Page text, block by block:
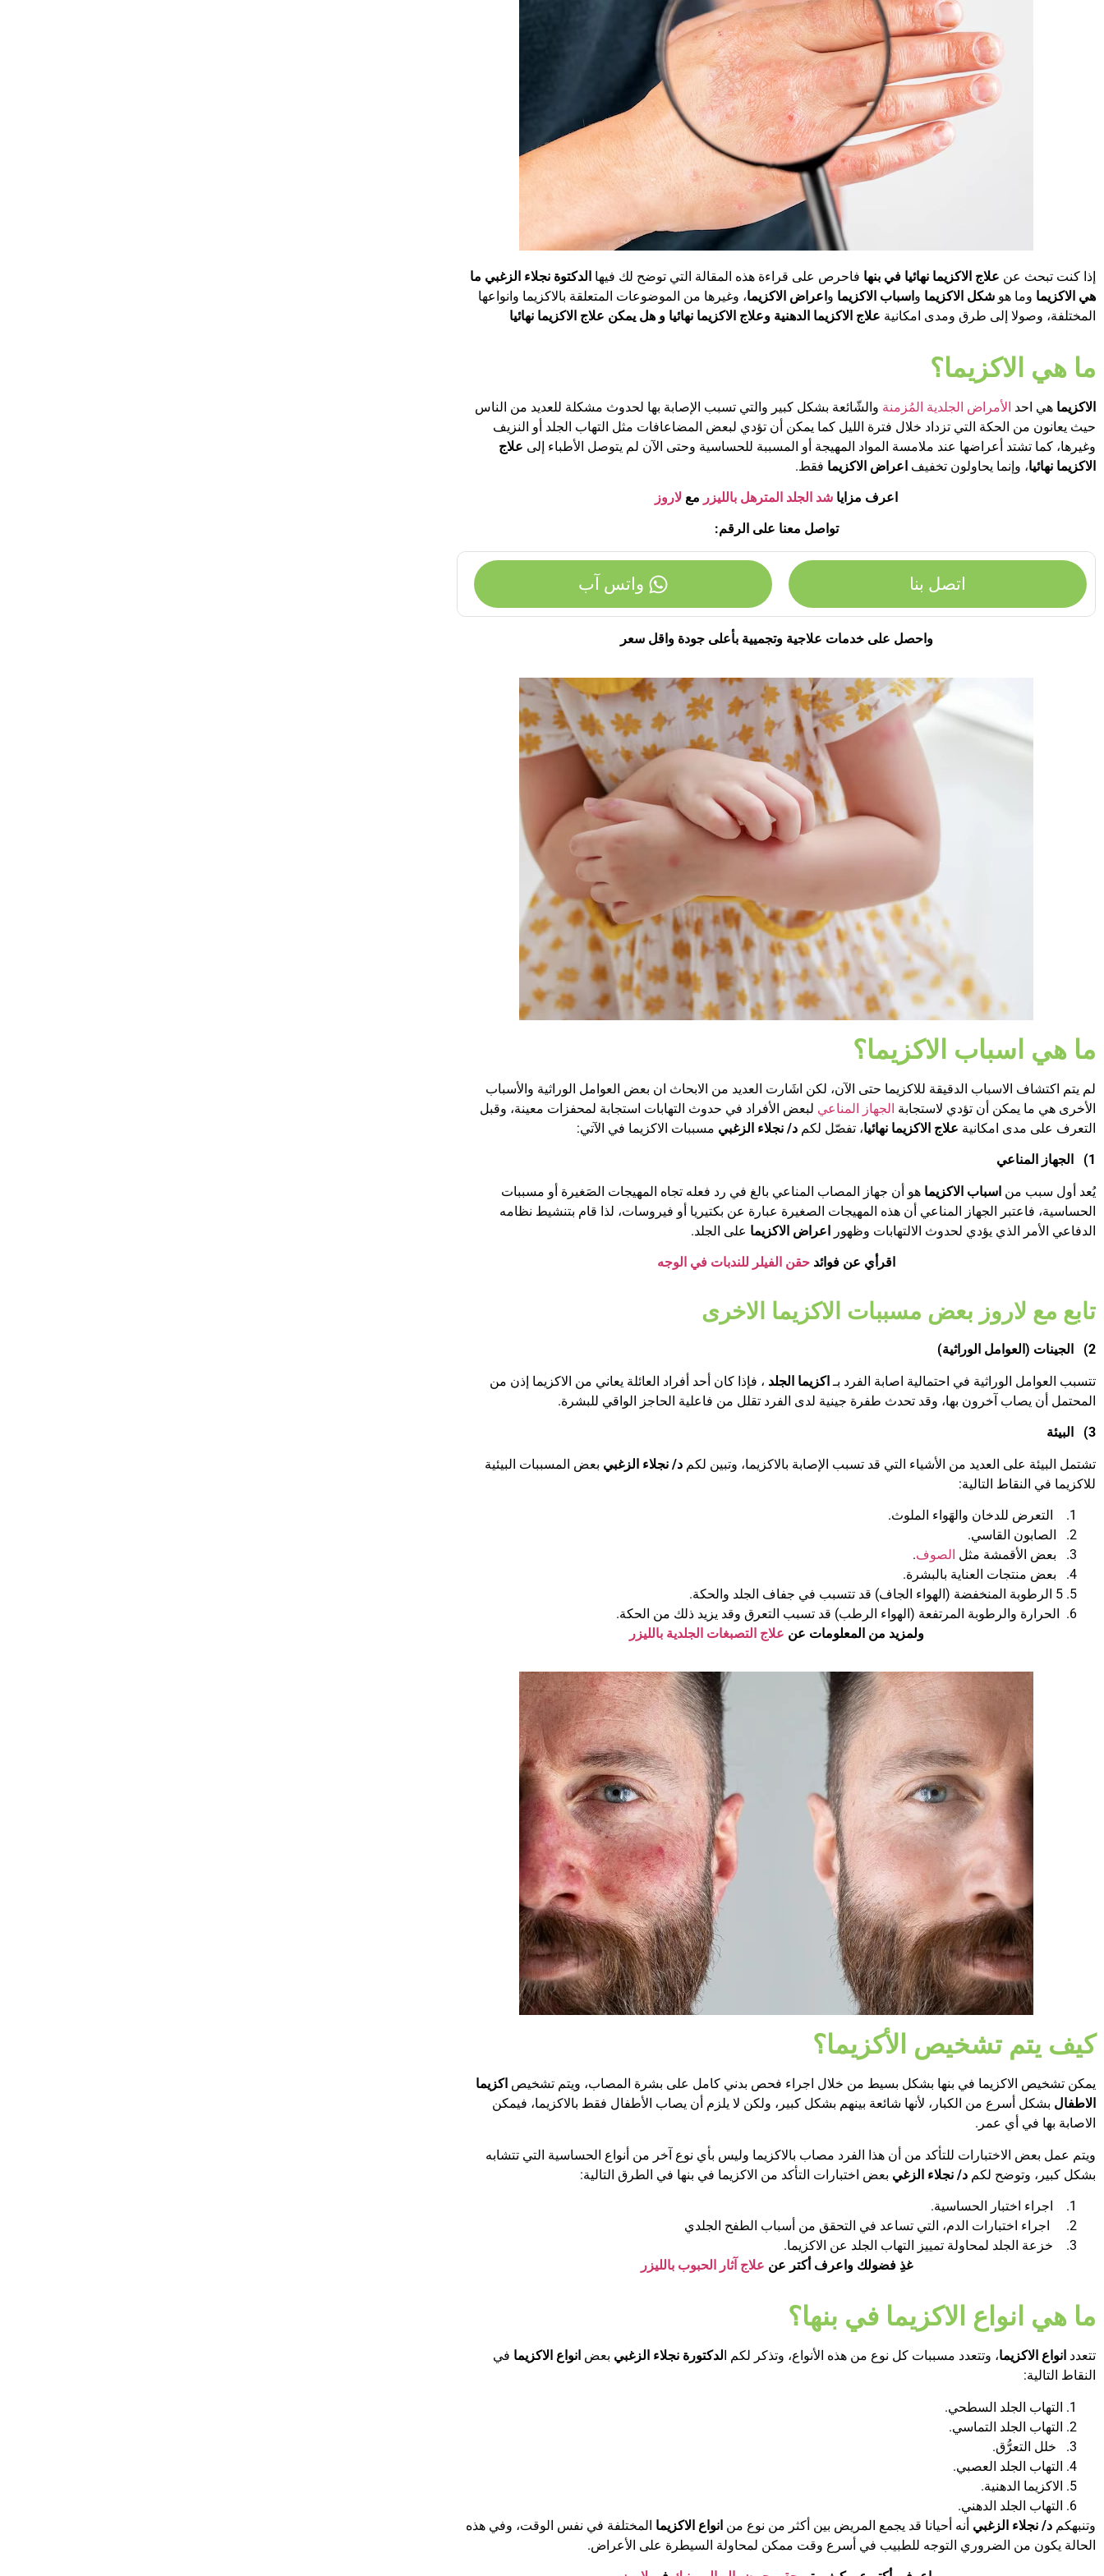
إذا كنت تبحث عن علاج الاكزيما نهائيا في بنها فاحرص على قراءة هذه المقالة التي توضح لك فيها الدكتوة نجلاء الزغبي ما
هي الاكزيما وما هو شكل الاكزيما و اسباب الاكزيما و اعراض الاكزيما، وغيرها من الموضوعات المتعلقة بالاكزيما وانواعها
المختلفة، وصولا إلى طرق ومدى امكانية علاج الاكزيما الدهنية وعلاج الاكزيما نهائيا و هل يمكن علاج الاكزيما نهائيا
ما هي الاكزيما؟
الاكزيما هي احد الأمراض الجلدية المُزمنة والشّائعة بشكل كبير والتي تسبب الإصابة بها لحدوث مشكلة للعديد من الناس
حيث يعانون من الحكة التي تزداد خلال فترة الليل كما يمكن أن تؤدي لبعض المضاعافات مثل التهاب الجلد أو النزيف
وغيرها، كما تشتد أعراضها عند ملامسة المواد المهيجة أو المسببة للحساسية وحتى الآن لم يتوصل الأطباء إلى علاج
الاكزيما نهائيا، وإنما يحاولون تخفيف اعراض الاكزيما فقط.
اعرف مزايا شد الجلد المترهل بالليزر مع لاروز
تواصل معنا على الرقم:
اتصل بنا واتس آب
واحصل على خدمات علاجية وتجميية بأعلى جودة واقل سعر
ما هي اسباب الاكزيما؟
لم يتم اكتشاف الاسباب الدقيقة للاكزيما حتى الآن، لكن اشَارت العديد من الابحاث ان بعض العوامل الوراثية والأسباب
الأخرى هي ما يمكن أن تؤدي لاستجابة الجهاز المناعي لبعض الأفراد في حدوث التهابات استجابة لمحفزات معينة، وقبل
التعرف على مدى امكانية علاج الاكزيما نهائيا، تفصّل لكم د/ نجلاء الزغبي مسببات الاكزيما في الآتي:
1) الجهاز المناعي
يُعد أول سبب من اسباب الاكزيما هو أن جهاز المصاب المناعي بالغ في رد فعله تجاه المهيجات الصَغيرة أو مسببات
الحساسية، فاعتبر الجهاز المناعي أن هذه المهيجات الصغيرة عبارة عن بكتيريا أو فيروسات، لذا قام بتنشيط نظامه
الدفاعي الأمر الذي يؤدي لحدوث الالتهابات وظهور اعراض الاكزيما على الجلد.
اقرأي عن فوائد حقن الفيلر للندبات في الوجه
تابع مع لاروز بعض مسببات الاكزيما الاخرى
2) الجينات (العوامل الوراثية)
تتسبب العوامل الوراثية في احتمالية اصابة الفرد بـ اكزيما الجلد ، فإذا كان أحد أفراد العائلة يعاني من الاكزيما إذن من
المحتمل أن يصاب آخرون بها، وقد تحدث طفرة جينية لدى الفرد تقلل من فاعلية الحاجز الواقي للبشرة.
3) البيئة
تشتمل البيئة على العديد من الأشياء التي قد تسبب الإصابة بالاكزيما، وتبين لكم د/ نجلاء الزغبي بعض المسببات البيئية
للاكزيما في النقاط التالية:
التعرض للدخان والهَواء الملوث.
الصابون القاسي.
بعض الأقمشة مثل الصوف.
بعض منتجات العناية بالبشرة.
5 الرطوبة المنخفضة (الهواء الجاف) قد تتسبب في جفاف الجلد والحكة.
الحرارة والرطوبة المرتفعة (الهواء الرطب) قد تسبب التعرق وقد يزيد ذلك من الحكة.
ولمزيد من المعلومات عن علاج التصبغات الجلدية بالليزر
كيف يتم تشخيص الأكزيما؟
يمكن تشخيص الاكزيما في بنها بشكل بسيط من خلال اجراء فحص بدني كامل على بشرة المصاب، ويتم تشخيص اكزيما
الاطفال بشكل أسرع من الكبار، لأنها شائعة بينهم بشكل كبير، ولكن لا يلزم أن يصاب الأطفال فقط بالاكزيما، فيمكن
الاصابة بها في أي عمر.
ويتم عمل بعض الاختبارات للتأكد من أن هذا الفرد مصاب بالاكزيما وليس بأي نوع آخر من أنواع الحساسية التي تتشابه
بشكل كبير، وتوضح لكم د/ نجلاء الزغي بعض اختبارات التأكد من الاكزيما في بنها في الطرق التالية:
اجراء اختبار الحساسية.
اجراء اختبارات الدم، التي تساعد في التحقق من أسباب الطفح الجلدي
خزعة الجلد لمحاولة تمييز التهاب الجلد عن الاكزيما.
غذِ فضولك واعرف أكتر عن علاج آثار الحبوب بالليزر
ما هي انواع الاكزيما في بنها؟
تتعدد انواع الاكزيما، وتتعدد مسببات كل نوع من هذه الأنواع، وتذكر لكم ا لدكتورة نجلاء الزغبي بعض انواع الاكزيما في
النقاط التالية:
التهاب الجلد السطحي.
التهاب الجلد التماسي.
خلل التعرُّق.
التهاب الجلد العصبي.
الاكزيما الدهنية.
التهاب الجلد الدهني.
وتنبهكم د/ نجلاء الزغبي أنه أحيانا قد يجمع المريض بين أكثر من نوع من انواع الاكزيما المختلفة في نفس الوقت، وفي هذه
الحالة يكون من الضروري التوجه للطبيب في أسرع وقت ممكن لمحاولة السيطرة على الأعراض.